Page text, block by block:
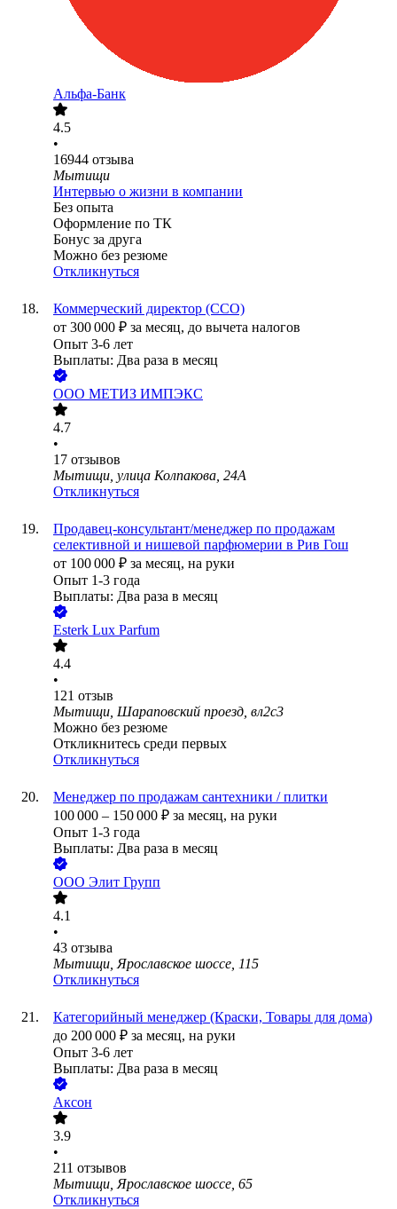
Альфа-Банк
4.5
•
16944 отзыва
Мытищи
Интервью о жизни в компании
Без опыта
Оформление по ТК
Бонус за друга
Можно без резюме
Откликнуться
Коммерческий директор (CCO)
от 300 000 ₽ за месяц, до вычета налогов
Опыт 3-6 лет
Выплаты: Два раза в месяц
ООО МЕТИЗ ИМПЭКС
4.7
•
17 отзывов
Мытищи, улица Колпакова, 24А
Откликнуться
Продавец-консультант/менеджер по продажам
селективной и нишевой парфюмерии в Рив Гош
от 100 000 ₽ за месяц, на руки
Опыт 1-3 года
Выплаты: Два раза в месяц
Esterk Lux Parfum
4.4
•
121 отзыв
Мытищи, Шараповский проезд, вл2с3
Можно без резюме
Откликнитесь среди первых
Откликнуться
Менеджер по продажам сантехники / плитки
100 000 – 150 000 ₽ за месяц, на руки
Опыт 1-3 года
Выплаты: Два раза в месяц
ООО Элит Групп
4.1
•
43 отзыва
Мытищи, Ярославское шоссе, 115
Откликнуться
Категорийный менеджер (Краски, Товары для дома)
до 200 000 ₽ за месяц, на руки
Опыт 3-6 лет
Выплаты: Два раза в месяц
Аксон
3.9
•
211 отзывов
Мытищи, Ярославское шоссе, 65
Откликнуться